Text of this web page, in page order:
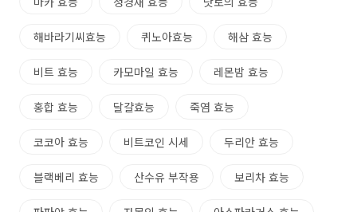
해바라기씨효능 퀴노아효능 해삼 효능
비트 효능 카모마일 효능 레몬밤 효능
홍합 효능 달걀효능 죽염 효능
코코아 효능 비트코인 시세 두리안 효능
블랙베리 효능 산수유 부작용 보리차 효능